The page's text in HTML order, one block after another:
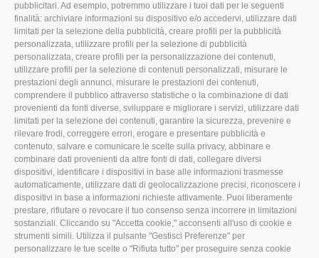
pubblicitari. Ad esempio, potremmo utilizzare i tuoi dati per le seguenti
finalità: archiviare informazioni su dispositivo e/o accedervi, utilizzare dati
limitati per la selezione della pubblicità, creare profili per la pubblicità
personalizzata, utilizzare profili per la selezione di pubblicità
personalizzata, creare profili per la personalizzazione dei contenuti,
utilizzare profili per la selezione di contenuti personalizzati, misurare le
prestazioni degli annunci, misurare le prestazioni dei contenuti,
comprendere il pubblico attraverso statistiche o la combinazione di dati
provenienti da fonti diverse, sviluppare e migliorare i servizi, utilizzare dati
limitati per la selezione dei contenuti, garantire la sicurezza, prevenire e
rilevare frodi, correggere errori, erogare e presentare pubblicità e
contenuto, salvare e comunicare le scelte sulla privacy, abbinare e
combinare dati provenienti da altre fonti di dati, collegare diversi
dispositivi, identificare i dispositivi in base alle informazioni trasmesse
automaticamente, utilizzare dati di geolocalizzazione precisi, riconoscere i
dispositivi in base a informazioni richieste attivamente. Puoi liberamente
prestare, rifiutare o revocare il tuo consenso senza incorrere in limitazioni
sostanziali. Cliccando su "Accetta cookie," acconsenti all'uso di cookie e
strumenti simili. Utilizza il pulsante "Gestisci Preferenze" per
personalizzare le tue scelte o "Rifiuta tutto" per proseguire senza cookie
L'Associazione
Missione e Progetto
Organigramma aziendale
I Nostri Servizi
Uffici della Sede
provinciale
Le Sedi di Zona
Agricoltori S.r.l.
Whistleblowing
Confagricoltura Rovigo e
Agricoltori srl
Tecnico
Fiscale
Lavoro
Ambiente
Associazione
CONFAGRICOLTURA
ATTIVA
Notizie in evidenza
Eventi
Comunicati Stampa
Video